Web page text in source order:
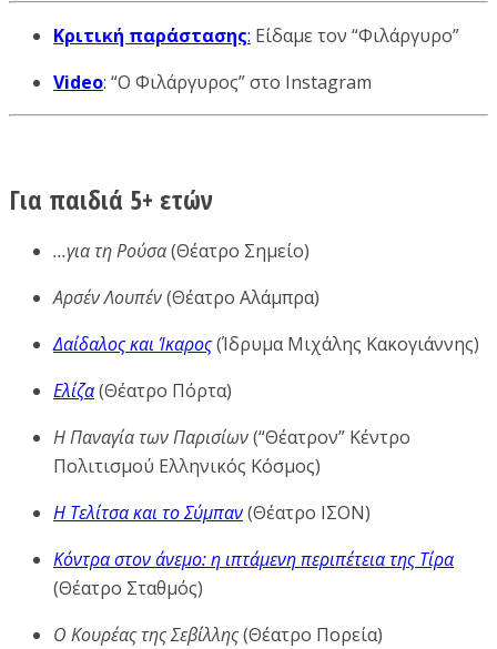
Κριτική παράστασης: Είδαμε τον “Φιλάργυρο”
Video: “Ο Φιλάργυρος” στο Instagram
Για παιδιά 5+ ετών
…για τη Ρούσα(Θέατρο Σημείο)
Αρσέν Λουπέν(Θέατρο Αλάμπρα)
Δαίδαλος και Ίκαρος(Ίδρυμα Μιχάλης Κακογιάννης)
Ελίζα(Θέατρο Πόρτα)
Η Παναγία των Παρισίων(“Θέατρον” Κέντρο
Πολιτισμού Ελληνικός Κόσμος)
Η Τελίτσα και το Σύμπαν(Θέατρο ΙΣΟΝ)
Κόντρα στον άνεμο: η ιπτάμενη περιπέτεια της Τίρα
(Θέατρο Σταθμός)
Ο Κουρέας της Σεβίλλης(Θέατρο Πορεία)